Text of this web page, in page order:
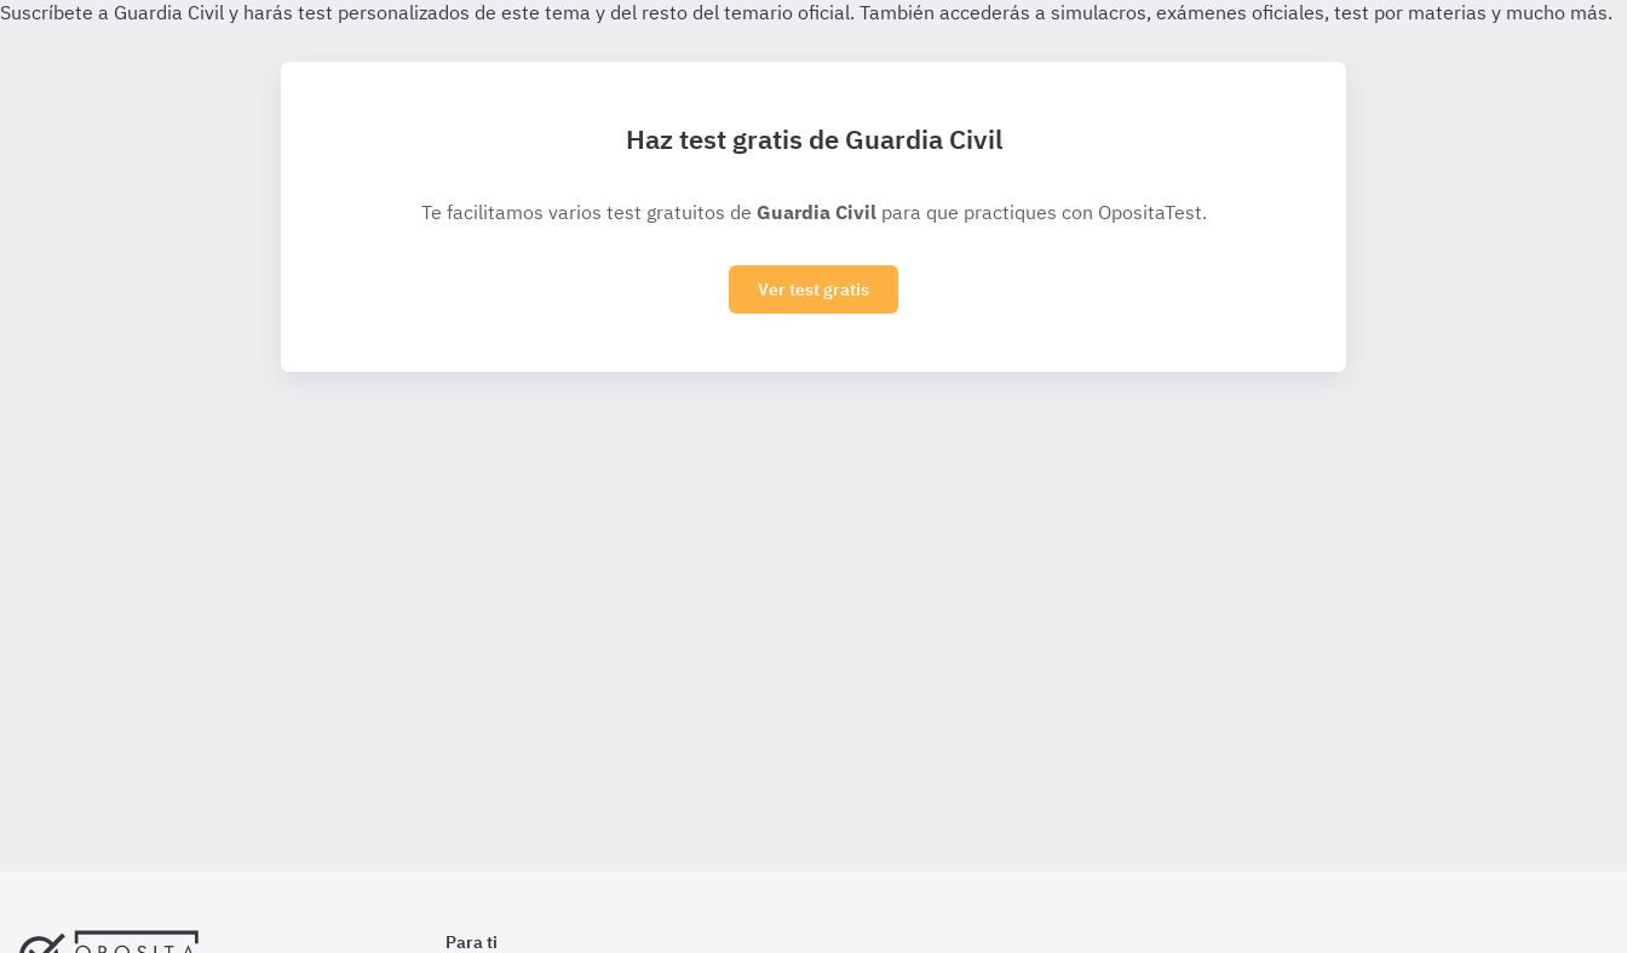
Haz test gratis de Guardia Civil
Te facilitamos varios test gratuitos de Guardia Civilpara que practiques con OpositaTest.
Ver test gratis
Para ti